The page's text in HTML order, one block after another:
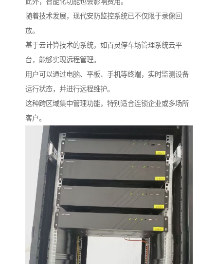
此外，智能化功能也会影响费用。
随着技术发展，现代安防监控系统已不仅限于录像回
放。
基于云计算技术的系统，如百灵停车场管理系统云平
台，能够实现远程管理。
用户可以通过电脑、平板、手机等终端，实时监测设备
运行状态，并进行远程维护。
这种跨区域集中管理功能，特别适合连锁企业或多场所
客户。